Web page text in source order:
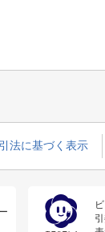
法に基づく表示